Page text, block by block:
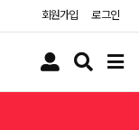
회원가입 로그인
유
버
검
버
메
버